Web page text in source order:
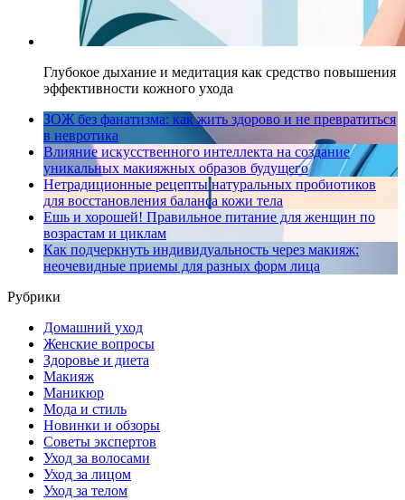
Глубокое дыхание и медитация как средство повышения
эффективности кожного ухода
ЗОЖ без фанатизма: как жить здорово и не превратиться
в невротика
Влияние искусственного интеллекта на создание
уникальных макияжных образов будущего
Нетрадиционные рецепты натуральных пробиотиков
для восстановления баланса кожи тела
Ешь и хорошей! Правильное питание для женщин по
возрастам и циклам
Как подчеркнуть индивидуальность через макияж:
неочевидные приемы для разных форм лица
Рубрики
Домашний уход
Женские вопросы
Здоровье и диета
Макияж
Маникюр
Мода и стиль
Новинки и обзоры
Советы экспертов
Уход за волосами
Уход за лицом
Уход за телом